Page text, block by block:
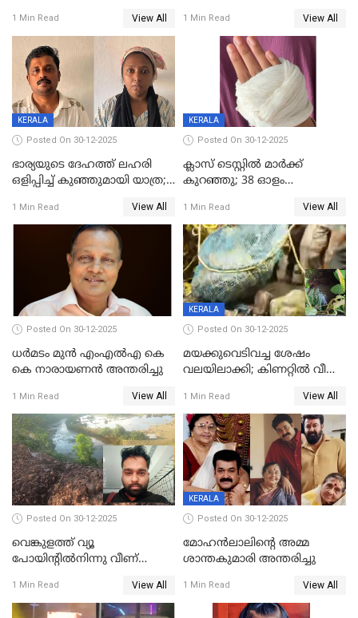
മലയാളി യുവാവിന്റെ ഭാര്യയും
മരിച്ചു
1 Min Read View All
നോട്ടീസയച്ച് ഉമാ തോമസ്
1 Min Read View All
KERALA
Posted On 30-12-2025
ഭാര്യയുടെ ദേഹത്ത് ലഹരി
ഒളിപ്പിച്ച് കുഞ്ഞുമായി യാത്ര;
പിടികൂടി പൊലീസ്
1 Min Read View All
KERALA
Posted On 30-12-2025
ക്ലാസ് ടെസ്റ്റിൽ മാർക്ക്
കുറഞ്ഞു; 38 ഓളം
സെന്ററിലെ അധ്യാപകന്‍
മർദിച്ചതായി പരാതി
1 Min Read View All
Posted On 30-12-2025
ധർമടം മുൻ എംഎല്‍എ കെ
കെ നാരായണന്‍ അന്തരിച്ചു
1 Min Read View All
KERALA
Posted On 30-12-2025
മയക്കുവെടിവച്ച ശേഷം
വലയിലാക്കി; കിണറ്റിൽ വീണ
1 Min Read View All
Posted On 30-12-2025
വെങ്കുളത്ത് വ്യൂ
പോയിന്റിൽനിന്നു വീണ്
1 Min Read View All
KERALA
Posted On 30-12-2025
മോഹന്‍ലാലിന്‍റെ അമ്മ
ശാന്തകുമാരി അന്തരിച്ചു
1 Min Read View All